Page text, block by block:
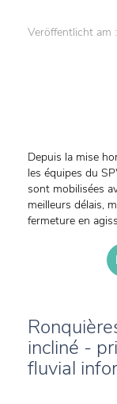
Veröffentlicht am :
Depuis la mise
les équipes du
sont mobilisées
meilleurs délais,
fermeture en
incliné -
fluvial